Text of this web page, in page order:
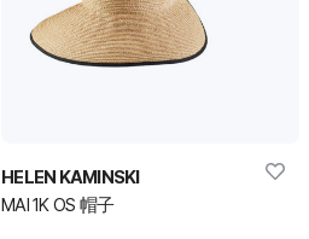
HELEN KAMINSKI
MAI 1K OS 帽子